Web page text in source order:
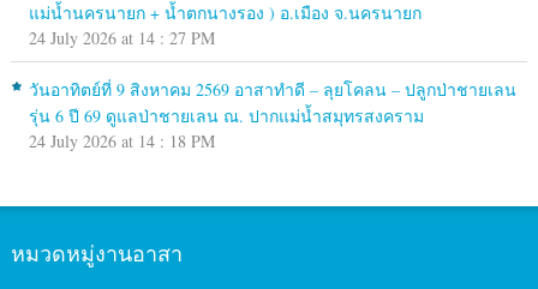
แม่น้ำนครนายก + น้ำตกนางรอง ) อ.เมือง จ.นครนายก
24 July 2026 at 14 : 27 PM
วันอาทิตย์ที่ 9 สิงหาคม 2569 อาสาทำดี – ลุยโคลน – ปลูกป่าชายเลน
รุ่น 6 ปี 69 ดูแลป่าชายเลน ณ. ปากแม่น้ำสมุทรสงคราม
24 July 2026 at 14 : 18 PM
หมวดหมู่งานอาสา